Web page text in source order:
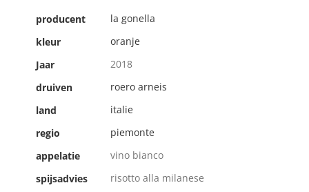
producent
la gonella
kleur
oranje
Jaar
2018
druiven
roero arneis
land
italie
regio
piemonte
appelatie
vino bianco
spijsadvies
risotto alla milanese